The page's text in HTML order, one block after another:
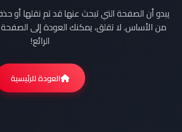
يبدو أن الصفحة التي تبحث عنها قد تم نقلها أو
من الأساس. لا تقلق، يمكنك العودة إلى الصفحة
الرائع!
العودة للرئيسية